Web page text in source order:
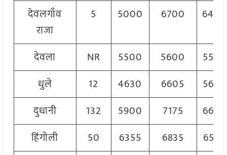
देवलगाँव
राजा
5 5000 6700 6400
देवला NR 5500 5600
5560
धुले
12 4630 6605
5650
दुधानी
132 5900 7175
6650
हिंगोली
50 6355 6835
6595